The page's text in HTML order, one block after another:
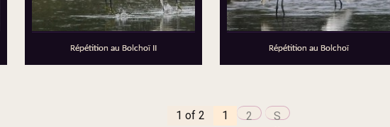
Répétition au Bolchoï II Répétition au Bolchoï
1 of 2 1 2
S